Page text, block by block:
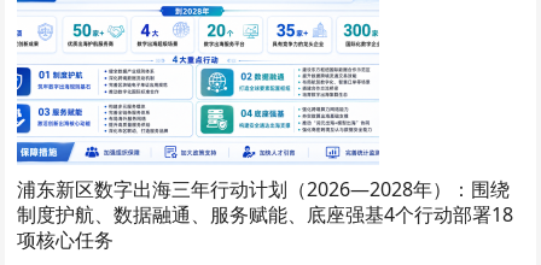
浦东新区数字出海三年行动计划（2026—2028年）：围绕
制度护航、数据融通、服务赋能、底座强基4个行动部署18
项核心任务